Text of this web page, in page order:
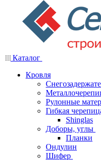
Каталог
Кровля
Рулонные
Гибкая
Shinglas
Доборы, углы
Планки
Ондулин
Шифер